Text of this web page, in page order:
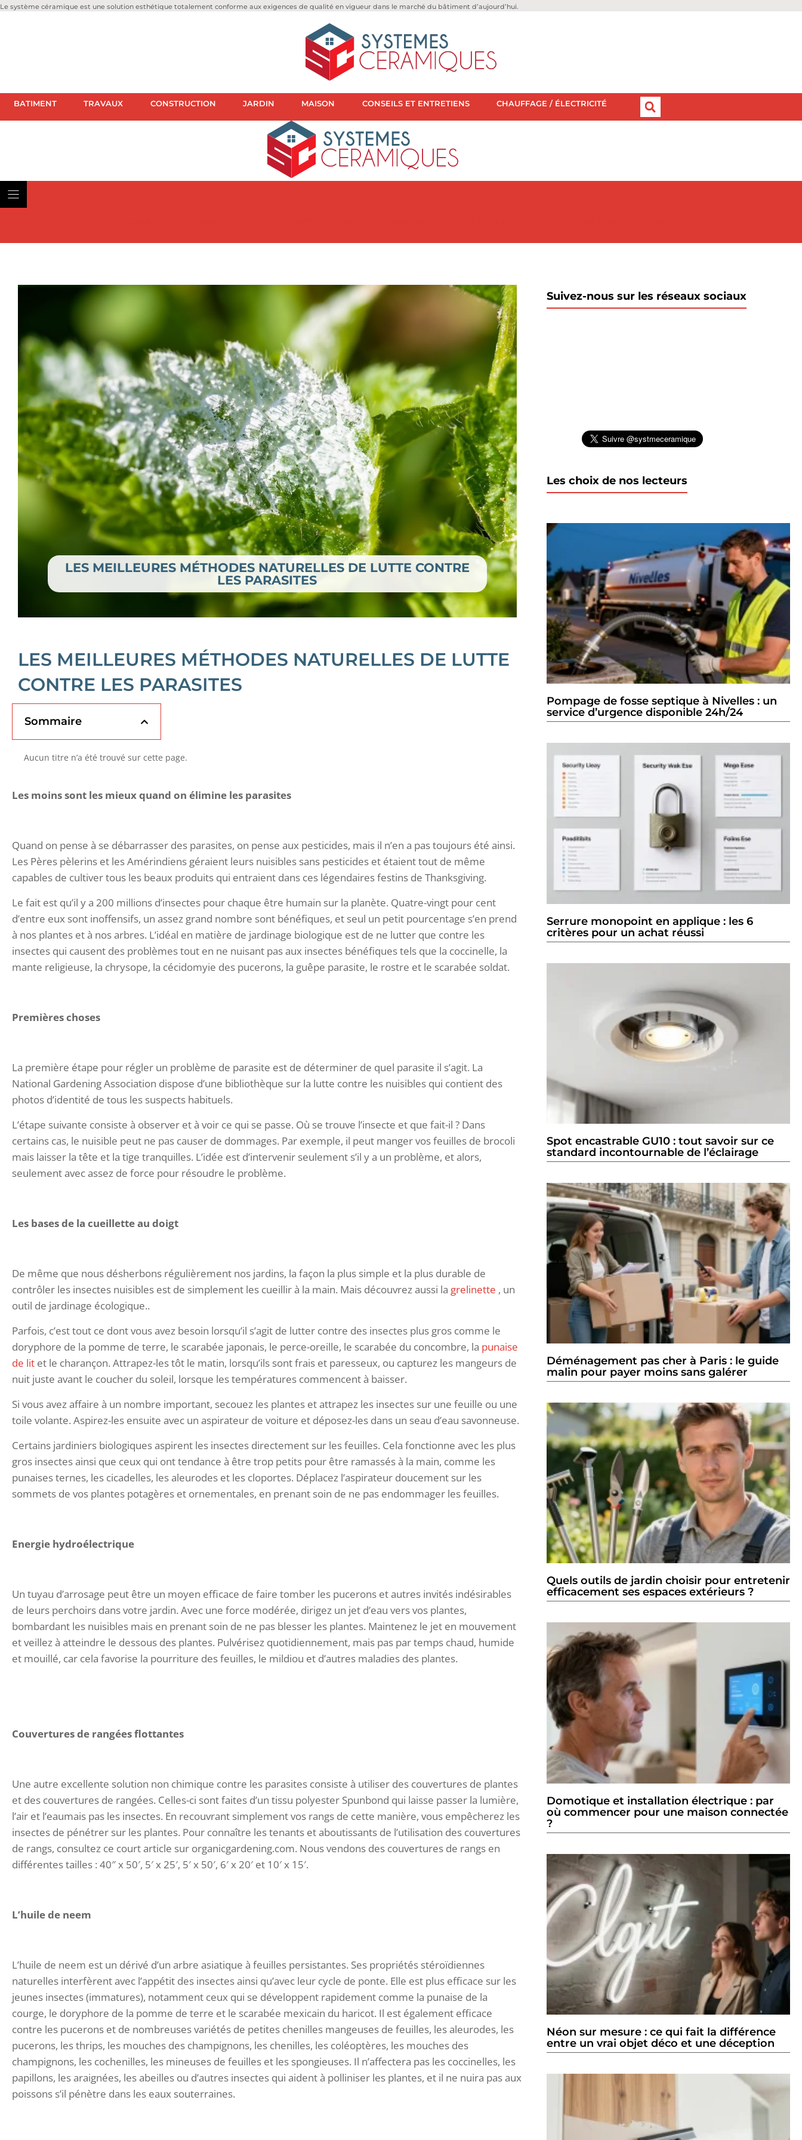
Le système céramique est une solution esthétique totalement conforme aux exigences de qualité en vigueur dans le marché du bâtiment d’aujourd’hui.
BATIMENT TRAVAUX CONSTRUCTION JARDIN MAISON CONSEILS ET ENTRETIENS CHAUFFAGE / ÉLECTRICITÉ
LES MEILLEURES MÉTHODES NATURELLES DE LUTTE CONTRE
LES PARASITES
LES MEILLEURES MÉTHODES NATURELLES DE LUTTE
CONTRE LES PARASITES
Sommaire
Aucun titre n’a été trouvé sur cette page.
Les moins sont les mieux quand on élimine les parasites
Quand on pense à se débarrasser des parasites, on pense aux pesticides, mais il n’en a pas toujours été ainsi.
Les Pères pèlerins et les Amérindiens géraient leurs nuisibles sans pesticides et étaient tout de même
capables de cultiver tous les beaux produits qui entraient dans ces légendaires festins de Thanksgiving.
Le fait est qu’il y a 200 millions d’insectes pour chaque être humain sur la planète. Quatre-vingt pour cent
d’entre eux sont inoffensifs, un assez grand nombre sont bénéfiques, et seul un petit pourcentage s’en prend
à nos plantes et à nos arbres. L’idéal en matière de jardinage biologique est de ne lutter que contre les
insectes qui causent des problèmes tout en ne nuisant pas aux insectes bénéfiques tels que la coccinelle, la
mante religieuse, la chrysope, la cécidomyie des pucerons, la guêpe parasite, le rostre et le scarabée soldat.
Premières choses
La première étape pour régler un problème de parasite est de déterminer de quel parasite il s’agit. La
National Gardening Association dispose d’une bibliothèque sur la lutte contre les nuisibles qui contient des
photos d’identité de tous les suspects habituels.
L’étape suivante consiste à observer et à voir ce qui se passe. Où se trouve l’insecte et que fait-il ? Dans
certains cas, le nuisible peut ne pas causer de dommages. Par exemple, il peut manger vos feuilles de brocoli
mais laisser la tête et la tige tranquilles. L’idée est d’intervenir seulement s’il y a un problème, et alors,
seulement avec assez de force pour résoudre le problème.
Les bases de la cueillette au doigt
De même que nous désherbons régulièrement nos jardins, la façon la plus simple et la plus durable de
contrôler les insectes nuisibles est de simplement les cueillir à la main. Mais découvrez aussi la grelinette , un
outil de jardinage écologique..
Parfois, c’est tout ce dont vous avez besoin lorsqu’il s’agit de lutter contre des insectes plus gros comme le
doryphore de la pomme de terre, le scarabée japonais, le perce-oreille, le scarabée du concombre, la punaise
de lit et le charançon. Attrapez-les tôt le matin, lorsqu’ils sont frais et paresseux, ou capturez les mangeurs de
nuit juste avant le coucher du soleil, lorsque les températures commencent à baisser.
Si vous avez affaire à un nombre important, secouez les plantes et attrapez les insectes sur une feuille ou une
toile volante. Aspirez-les ensuite avec un aspirateur de voiture et déposez-les dans un seau d’eau savonneuse.
Certains jardiniers biologiques aspirent les insectes directement sur les feuilles. Cela fonctionne avec les plus
gros insectes ainsi que ceux qui ont tendance à être trop petits pour être ramassés à la main, comme les
punaises ternes, les cicadelles, les aleurodes et les cloportes. Déplacez l’aspirateur doucement sur les
sommets de vos plantes potagères et ornementales, en prenant soin de ne pas endommager les feuilles.
Energie hydroélectrique
Un tuyau d’arrosage peut être un moyen efficace de faire tomber les pucerons et autres invités indésirables
de leurs perchoirs dans votre jardin. Avec une force modérée, dirigez un jet d’eau vers vos plantes,
bombardant les nuisibles mais en prenant soin de ne pas blesser les plantes. Maintenez le jet en mouvement
et veillez à atteindre le dessous des plantes. Pulvérisez quotidiennement, mais pas par temps chaud, humide
et mouillé, car cela favorise la pourriture des feuilles, le mildiou et d’autres maladies des plantes.
Couvertures de rangées flottantes
Une autre excellente solution non chimique contre les parasites consiste à utiliser des couvertures de plantes
et des couvertures de rangées. Celles-ci sont faites d’un tissu polyester Spunbond qui laisse passer la lumière,
l’air et l’eaumais pas les insectes. En recouvrant simplement vos rangs de cette manière, vous empêcherez les
insectes de pénétrer sur les plantes. Pour connaître les tenants et aboutissants de l’utilisation des couvertures
de rangs, consultez ce court article sur organicgardening.com. Nous vendons des couvertures de rangs en
différentes tailles : 40″ x 50′, 5′ x 25′, 5′ x 50′, 6′ x 20′ et 10′ x 15′.
L’huile de neem
L’huile de neem est un dérivé d’un arbre asiatique à feuilles persistantes. Ses propriétés stéroïdiennes
naturelles interfèrent avec l’appétit des insectes ainsi qu’avec leur cycle de ponte. Elle est plus efficace sur les
jeunes insectes (immatures), notamment ceux qui se développent rapidement comme la punaise de la
courge, le doryphore de la pomme de terre et le scarabée mexicain du haricot. Il est également efficace
contre les pucerons et de nombreuses variétés de petites chenilles mangeuses de feuilles, les aleurodes, les
pucerons, les thrips, les mouches des champignons, les chenilles, les coléoptères, les mouches des
champignons, les cochenilles, les mineuses de feuilles et les spongieuses. Il n’affectera pas les coccinelles, les
papillons, les araignées, les abeilles ou d’autres insectes qui aident à polliniser les plantes, et il ne nuira pas aux
poissons s’il pénètre dans les eaux souterraines.
Suivez-nous sur les réseaux sociaux
Les choix de nos lecteurs
Pompage de fosse septique à Nivelles : un
service d’urgence disponible 24h/24
Serrure monopoint en applique : les 6
critères pour un achat réussi
Spot encastrable GU10 : tout savoir sur ce
standard incontournable de l’éclairage
Déménagement pas cher à Paris : le guide
malin pour payer moins sans galérer
Quels outils de jardin choisir pour entretenir
efficacement ses espaces extérieurs ?
Domotique et installation électrique : par
où commencer pour une maison connectée
?
Néon sur mesure : ce qui fait la différence
entre un vrai objet déco et une déception